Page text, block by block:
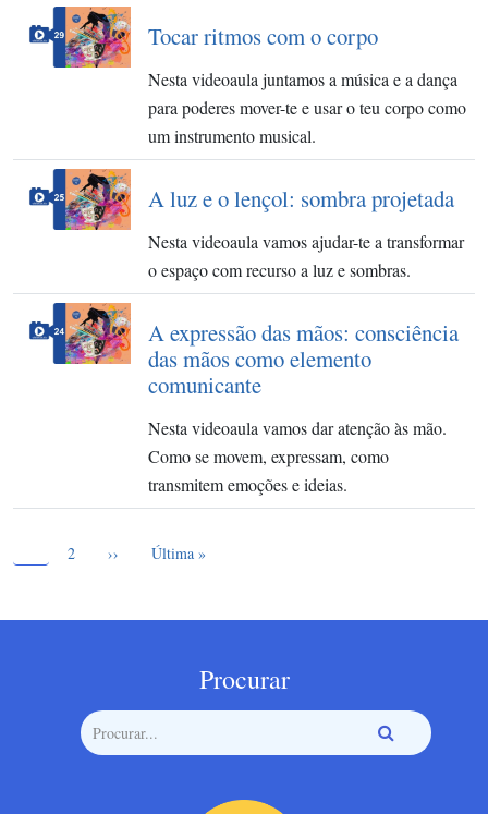
Tocar ritmos com o corpo
Nesta videoaula juntamos a música e a dança
para poderes mover-te e usar o teu corpo como
um instrumento musical.
A luz e o lençol: sombra projetada
Nesta videoaula vamos ajudar-te a transformar
o espaço com recurso a luz e sombras.
A expressão das mãos: consciência
das mãos como elemento
comunicante
Nesta videoaula vamos dar atenção às mão.
Como se movem, expressam, como
transmitem emoções e ideias.
Page
2 Próxima página
›› Última página
Última »
Procurar